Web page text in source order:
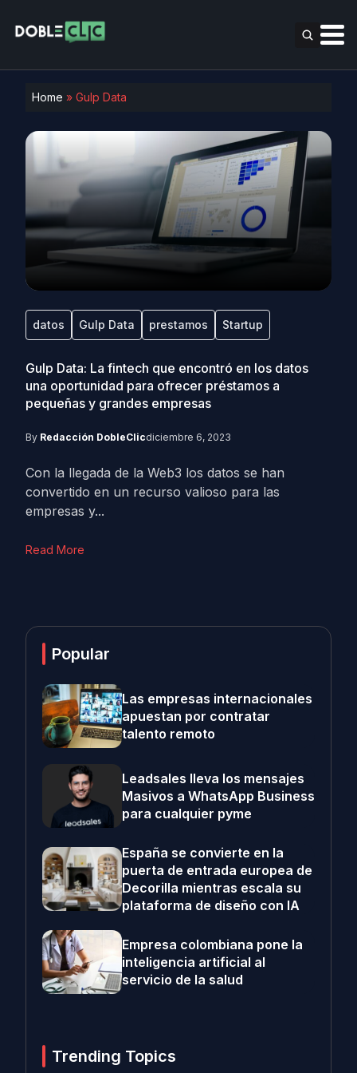
Home » Gulp Data
datos Gulp Data prestamos Startup
Gulp Data: La fintech que encontró en los datos
una oportunidad para ofrecer préstamos a
pequeñas y grandes empresas
By Redacción DobleClicdiciembre 6, 2023
Con la llegada de la Web3 los datos se han
convertido en un recurso valioso para las
empresas y...
Read More
Popular
Las empresas internacionales
apuestan por contratar
talento remoto
Leadsales lleva los mensajes
Masivos a WhatsApp Business
para cualquier pyme
España se convierte en la
puerta de entrada europea de
Decorilla mientras escala su
plataforma de diseño con IA
Empresa colombiana pone la
inteligencia artificial al
servicio de la salud
Trending Topics